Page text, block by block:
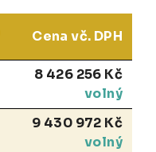
Cena vč. DPH
8 426 256 Kč
volný
9 430 972 Kč
volný